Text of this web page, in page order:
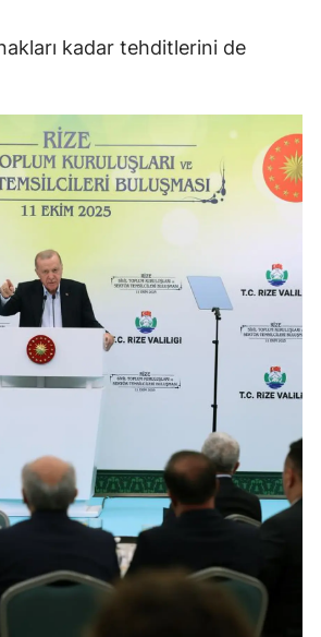
kadar tehditlerini de